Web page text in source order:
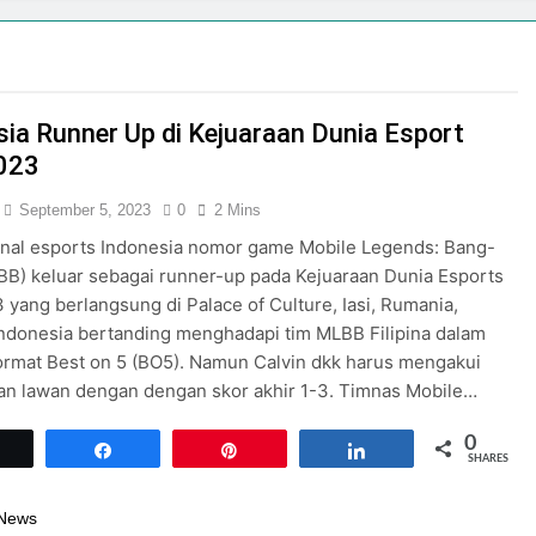
2026: Perayaan HUT RI di Malioboro Mall
Plaza Malioboro Hadirkan kolaborasi Program Belanja
Indonesia Shopping Festival Hadirkan Diskon Hingga 80%
SHOPPING FESTIVAL 2026 SIAPKAN EVENT
Kemerdekaan RI di Pakuwon Mall Jogja
Runner Up di Kejuaraan Dunia Esport
September 5, 2023 0 2 Mins
esports Indonesia nomor game Mobile Legends: Bang-
keluar sebagai runner-up pada Kejuaraan Dunia Esports
yang berlangsung di Palace of Culture, Iasi, Rumania,
bertanding menghadapi tim MLBB Filipina dalam
Best on 5 (BO5). Namun Calvin dkk harus mengakui
lawan dengan dengan skor akhir 1-3. Timnas Mobile…
0
SHARES